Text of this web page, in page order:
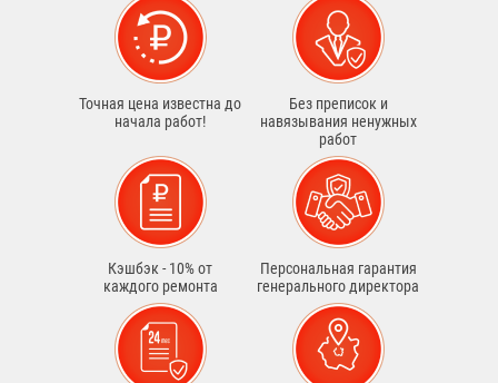
Точная цена известна до
начала работ!
Без преписок и
навязывания ненужных
работ
Кэшбэк - 10% от
каждого ремонта
Персональная гарантия
генерального директора